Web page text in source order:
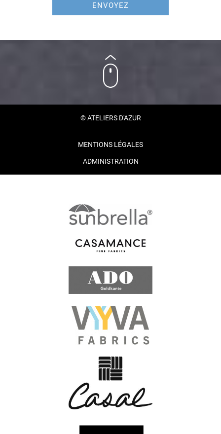
ENVOYEZ
© ATELIERS D'AZUR
MENTIONS LÉGALES
ADMINISTRATION